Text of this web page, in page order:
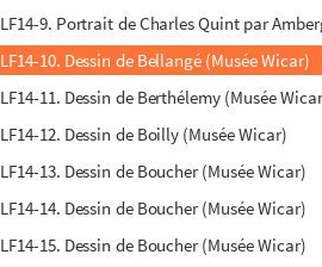
LF14-9. Portrait de Charles Quint par
LF14-10. Dessin de Bellangé (Musée Wicar)
LF14-11. Dessin de Berthélemy (Musée
LF14-12. Dessin de Boilly (Musée Wicar)
LF14-13. Dessin de Boucher (Musée Wicar)
LF14-14. Dessin de Boucher (Musée Wicar)
LF14-15. Dessin de Boucher (Musée Wicar)